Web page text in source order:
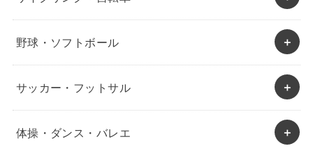
野球・ソフトボール
サッカー・フットサル
体操・ダンス・バレエ